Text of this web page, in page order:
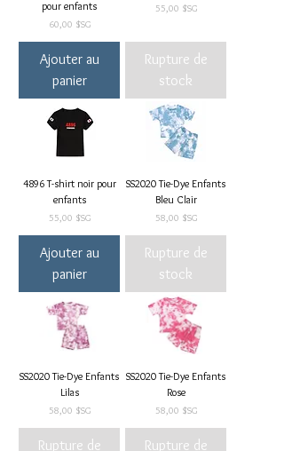
pour enfants
Prix
60,00 $SG
Ajouter au
panier
Prix
55,00 $SG
Rupture de
stock
4896 T-shirt noir pour
enfants
Prix
55,00 $SG
Ajouter au
panier
SS2020 Tie-Dye Enfants
Bleu Clair
Prix
58,00 $SG
Rupture de
stock
SS2020 Tie-Dye Enfants
Lilas
Prix
58,00 $SG
Rupture de
SS2020 Tie-Dye Enfants
Rose
Prix
58,00 $SG
Rupture de